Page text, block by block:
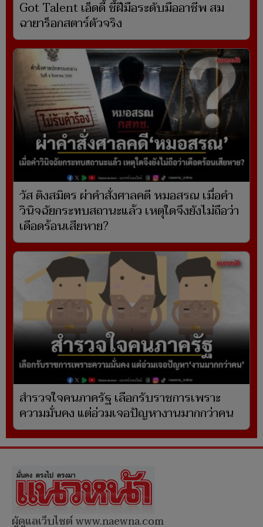
Got Talent เอ็ดดี้ ชี้ฝีมือระดับมืออาชีพ สม
ฉายาร็อกสตาร์ตัวจริง
วัส ติงสมิตร ผ่าคำสั่งศาลคดี หมอสรณ เมื่อคำ
วินิจฉัยกระทบสถานะแล้ว เหตุใดจึงยังไม่ถือว่า
เดือดร้อนเสียหาย?
สำรวจใจคนภาครัฐ เลือกรับราชการเพราะ
ความมั่นคง แต่อ่วมเจอปัญหางานมากกว่าคน
ผู้ดูแลเว็บไซต์ www.naewna.com